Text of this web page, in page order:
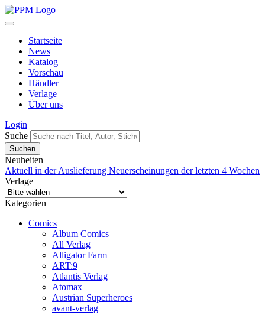
Startseite
News
Katalog
Vorschau
Händler
Verlage
Über uns
Login
Suche
Neuheiten
Aktuell in der Auslieferung Neuerscheinungen der letzten 4 Wochen
Verlage
Kategorien
Comics
Album Comics
All Verlag
Alligator Farm
ART:9
Atlantis Verlag
Atomax
Austrian Superheroes
avant-verlag